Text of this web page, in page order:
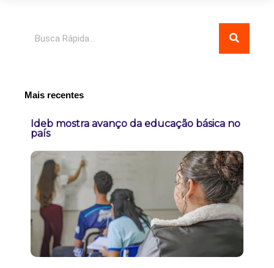
Mais recentes
Ideb mostra avanço da educação básica no
país